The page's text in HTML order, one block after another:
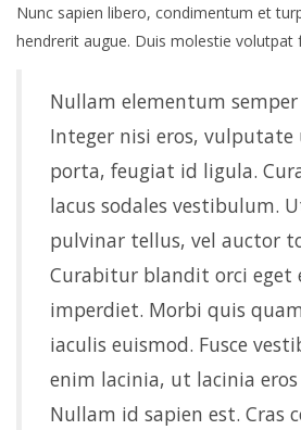
Nunc sapien libero, condimentum et
hendrerit augue. Duis molestie volutpat
Nullam elementum
Integer nisi eros, vulputate
porta, feugiat id ligula.
lacus sodales vestibulum.
pulvinar tellus, vel auctor
Curabitur blandit orci eget
imperdiet. Morbi quis
iaculis euismod. Fusce
enim lacinia, ut lacinia
Nullam id sapien est. Cras